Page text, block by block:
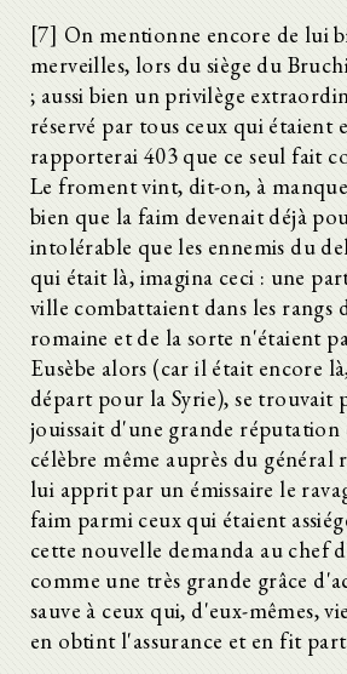
[7] On mentionne encore de lui
merveilles, lors du siège du
; aussi bien un privilège
réservé par tous ceux qui étaient
rapporterai 403 que ce seul fait
Le froment vint, dit-on, à
bien que la faim devenait déjà
intolérable que les ennemis du
qui était là, imagina ceci : une
ville combattaient dans les rangs
romaine et de la sorte n'étaient
Eusèbe alors (car il était encore
départ pour la Syrie), se trouvait
jouissait d'une grande
célèbre même auprès du
lui apprit par un émissaire le
faim parmi ceux qui étaient
cette nouvelle demanda au chef
comme une très grande grâce
sauve à ceux qui, d'eux-mêmes,
en obtint l'assurance et en fit